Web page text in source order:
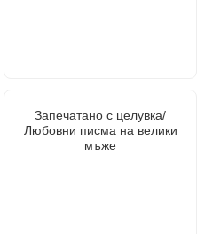
Запечатано с целувка/
Любовни писма на велики
мъже